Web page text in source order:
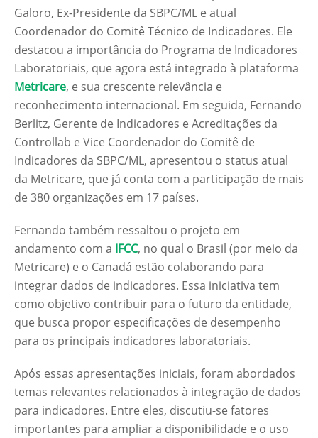
Galoro, Ex-Presidente da SBPC/ML e atual
Coordenador do Comitê Técnico de Indicadores. Ele
destacou a importância do Programa de Indicadores
Laboratoriais, que agora está integrado à plataforma
Metricare, e sua crescente relevância e
reconhecimento internacional. Em seguida, Fernando
Berlitz, Gerente de Indicadores e Acreditações da
Controllab e Vice Coordenador do Comitê de
Indicadores da SBPC/ML, apresentou o status atual
da Metricare, que já conta com a participação de mais
de 380 organizações em 17 países.
Fernando também ressaltou o projeto em
andamento com a IFCC, no qual o Brasil (por meio da
Metricare) e o Canadá estão colaborando para
integrar dados de indicadores. Essa iniciativa tem
como objetivo contribuir para o futuro da entidade,
que busca propor especificações de desempenho
para os principais indicadores laboratoriais.
Após essas apresentações iniciais, foram abordados
temas relevantes relacionados à integração de dados
para indicadores. Entre eles, discutiu-se fatores
importantes para ampliar a disponibilidade e o uso